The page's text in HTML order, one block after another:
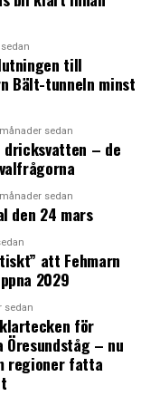
– och hans
red.)
opinionsläget
Tidigare i
till
och
hittills
har ökat
opinionen.
om
under själva
kris sedan
till
Bält-tunneln minst
sedan
dricksvatten – de
sedan
den 24 mars
att Fehmarn
2029
sedan
för
Öresundståg – nu
regioner fatta